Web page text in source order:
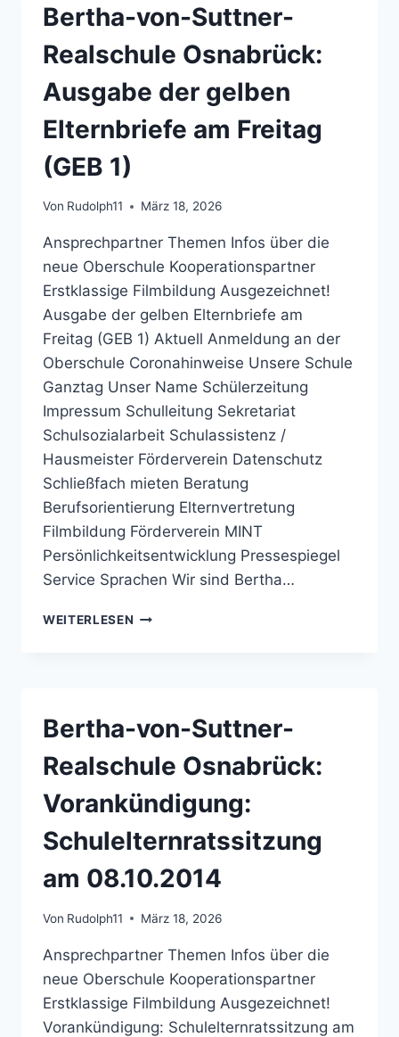
VOM
BIS
07.11.2014
Bertha-von-Suttner-
Realschule Osnabrück:
Ausgabe der gelben
Elternbriefe am Freitag
(GEB 1)
Von Rudolph11 März 18, 2026
Ansprechpartner Themen Infos über die
neue Oberschule Kooperationspartner
Erstklassige Filmbildung Ausgezeichnet!
Ausgabe der gelben Elternbriefe am
Freitag (GEB 1) Aktuell Anmeldung an der
Oberschule Coronahinweise Unsere Schule
Ganztag Unser Name Schülerzeitung
Impressum Schulleitung Sekretariat
Schulsozialarbeit Schulassistenz /
Hausmeister Förderverein Datenschutz
Schließfach mieten Beratung
Berufsorientierung Elternvertretung
Filmbildung Förderverein MINT
Persönlichkeitsentwicklung Pressespiegel
Service Sprachen Wir sind Bertha…
WEITERLESEN BERTHA-
DER
ELTERNBRIEFE
FREITAG
1)
Bertha-von-Suttner-
Realschule Osnabrück:
Vorankündigung:
Schulelternratssitzung
am 08.10.2014
Von Rudolph11 März 18, 2026
Ansprechpartner Themen Infos über die
neue Oberschule Kooperationspartner
Erstklassige Filmbildung Ausgezeichnet!
Vorankündigung: Schulelternratssitzung am